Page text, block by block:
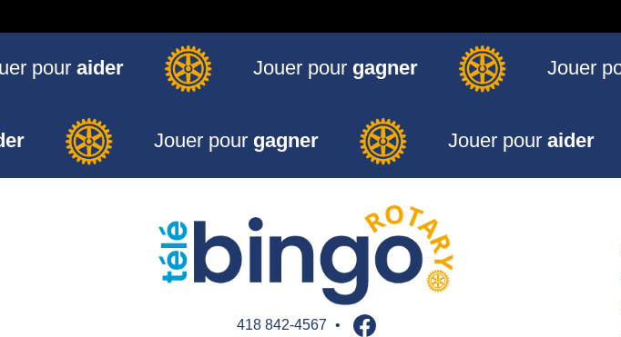
pour aider Jouer pour gagner Jouer
Jouer pour gagner Jouer pour aider
418 842-4567 •